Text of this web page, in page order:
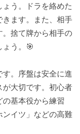
う。ドラを絡めた
ます。また、相手
捨て牌から相手の
う。🎯
。序盤は安全に進
大切です。初心者
基本役から練習
ンイツ」などの高難